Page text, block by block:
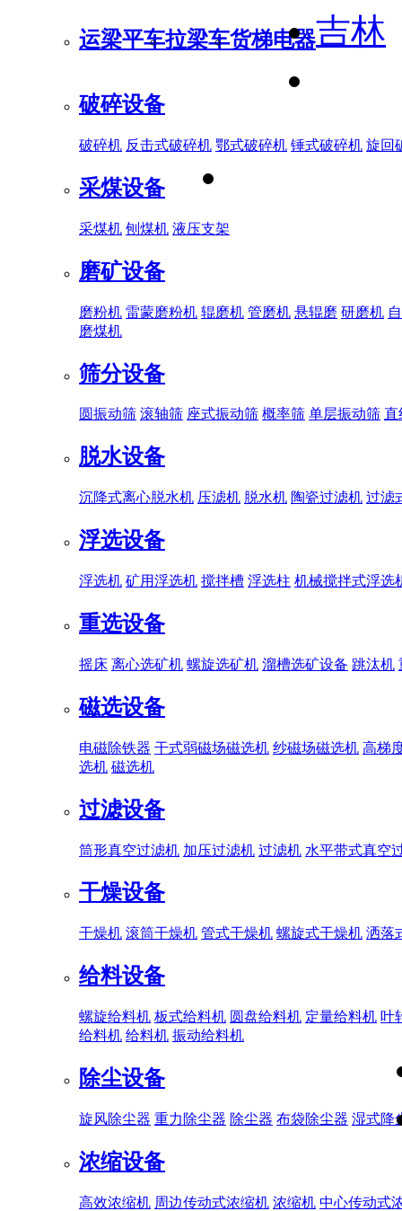
运梁平车拉梁车货梯电器
破碎设备
破碎机 反击式破碎机 鄂式破碎机 锤式破碎机 旋回
采煤设备
采煤机 刨煤机 液压支架
磨矿设备
磨粉机 雷蒙磨粉机 辊磨机 管磨机 悬辊磨 研磨机
磨煤机
筛分设备
圆振动筛 滚轴筛 座式振动筛 概率筛 单层振动筛 直
脱水设备
沉降式离心脱水机 压滤机 脱水机 陶瓷过滤机 过滤
浮选设备
浮选机 矿用浮选机 搅拌槽 浮选柱 机械搅拌式浮选
重选设备
摇床 离心选矿机 螺旋选矿机 溜槽选矿设备 跳汰机
磁选设备
电磁除铁器 干式弱磁场磁选机 纱磁场磁选机 高梯
选机 磁选机
过滤设备
筒形真空过滤机 加压过滤机 过滤机 水平带式真空
干燥设备
干燥机 滚筒干燥机 管式干燥机 螺旋式干燥机 洒落
给料设备
螺旋给料机 板式给料机 圆盘给料机 定量给料机 叶
给料机 给料机 振动给料机
除尘设备
旋风除尘器 重力除尘器 除尘器 布袋除尘器 湿式降
浓缩设备
高效浓缩机 周边传动式浓缩机 浓缩机 中心传动式
吉林